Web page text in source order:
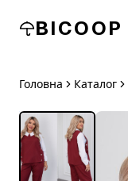
BICOOP
Головна Каталог